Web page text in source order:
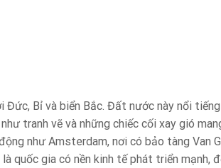
Đức, Bỉ và biển Bắc. Đất nước này nổi
tranh vẽ và những chiếc cối xay gió
như Amsterdam, nơi có bảo tàng Van
quốc gia có nền kinh tế phát triển mạnh,